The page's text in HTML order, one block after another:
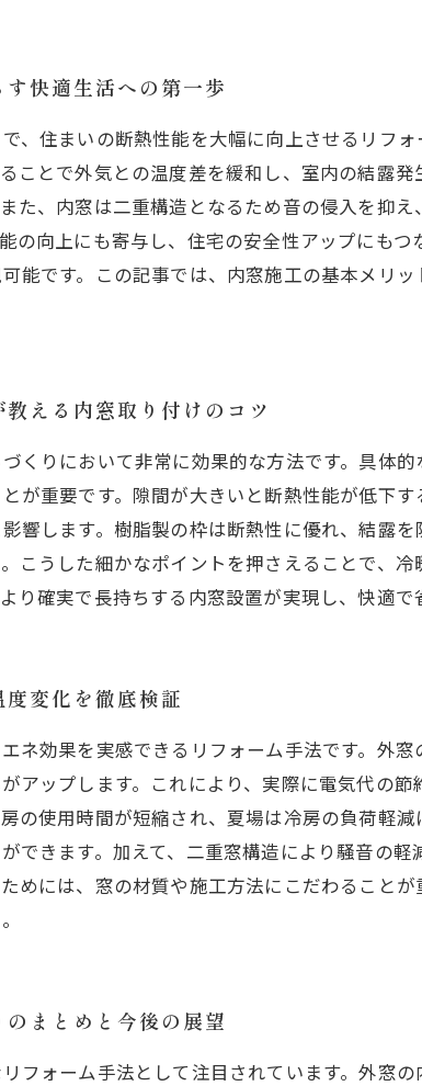
快適生活への第一歩
、住まいの断熱性能を大幅に向上させるリフ
ことで外気との温度差を緩和し、室内の結露
た、内窓は二重構造となるため音の侵入を抑
の向上にも寄与し、住宅の安全性アップにも
能です。この記事では、内窓施工の基本メリ
える内窓取り付けのコツ
くりにおいて非常に効果的な方法です。具体
が重要です。隙間が大きいと断熱性能が低下
響します。樹脂製の枠は断熱性に優れ、結露
こうした細かなポイントを押さえることで、
り確実で長持ちする内窓設置が実現し、快適で
変化を徹底検証
ネ効果を実感できるリフォーム手法です。外
アップします。これにより、実際に電気代の
の使用時間が短縮され、夏場は冷房の負荷軽
できます。加えて、二重窓構造により騒音の
めには、窓の材質や施工方法にこだわること
まとめと今後の展望
フォーム手法として注目されています。外窓